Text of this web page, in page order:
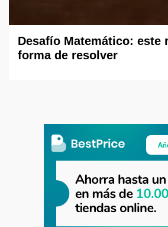
Desafío Matemático: este
forma de resolver